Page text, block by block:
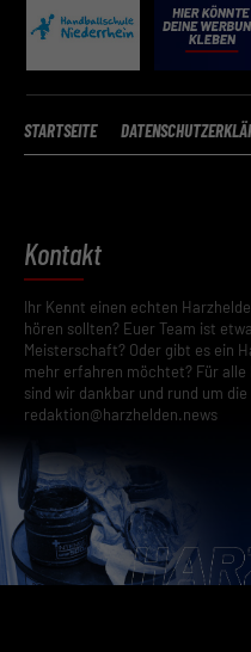
STARTSEITE
Kontakt
Ihr Kennt einen echten
hören sollten? Euer Team ist
Meisterschaft? Oder gibt es ein
mehr erfahren möchtet? Für
sind wir dankbar und rund um
redaktion@harzhelden.news